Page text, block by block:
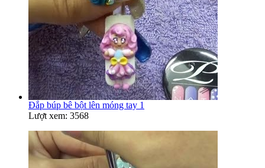
Đắp búp bê bột lên móng tay 1
Lượt xem: 3568